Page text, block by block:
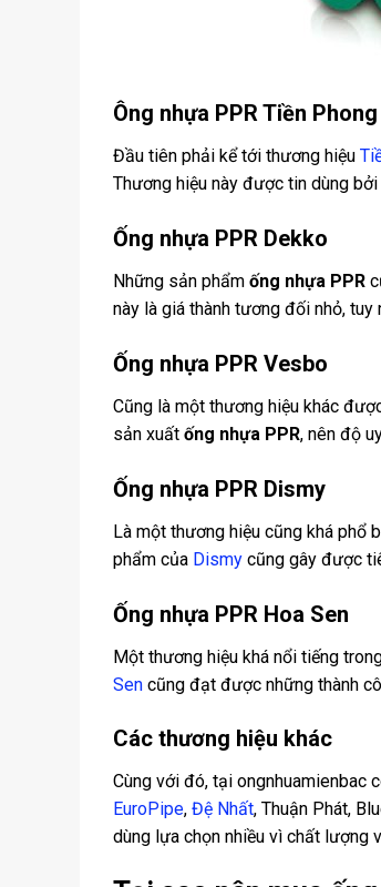
Ông nhựa PPR Tiền Phong
Đầu tiên phải kể tới thương hiệu
Thương hiệu này được tin dùng
Ống nhựa PPR Dekko
Những sản phẩm ống nhựa PPR
này là giá thành tương đối nhỏ,
Ống nhựa PPR Vesbo
Cũng là một thương hiệu khác
sản xuất ống nhựa PPR, nên độ
Ống nhựa PPR Dismy
Là một thương hiệu cũng khá phổ
phẩm của Dismy cũng gây được
Ống nhựa PPR Hoa Sen
Một thương hiệu khá nổi tiếng
Sen cũng đạt được những thành
Các thương hiệu khác
Cùng với đó, tại ongnhuamienbac
EuroPipe, Đệ Nhất, Thuận Phát,
dùng lựa chọn nhiều vì chất lượng